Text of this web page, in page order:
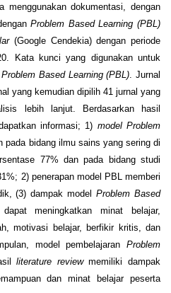
menggunakan dokumentasi, dengan
Problem Based Learning (PBL)
(Google Cendekia) dengan periode
Kata kunci yang digunakan untuk
Problem Based Learning (PBL) . Jurnal
yang kemudian dipilih 41 jurnal yang
lebih lanjut. Berdasarkan hasil
informasi; 1) model Problem
pada bidang ilmu sains yang sering di
77% dan pada bidang studi
2) penerapan model PBL memberi
(3) dampak modelProblem Based
meningkatkan minat belajar,
motivasi belajar, berfikir kritis, dan
model pembelajaran Problem
literature reviewmemiliki dampak
dan minat belajar peserta